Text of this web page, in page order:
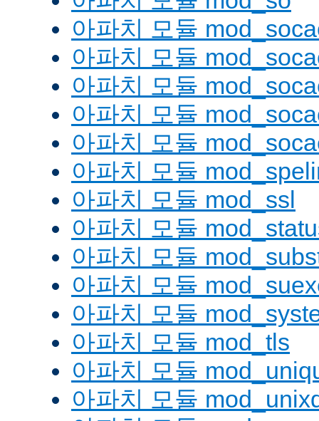
아파치 모듈
아파치 모듈
아파치 모듈
아파치 모듈
아파치 모듈
아파치 모듈
아파치 모듈 mod_ssl
아파치 모듈
아파치 모듈
아파치 모듈
아파치 모듈
아파치 모듈 mod_tls
아파치 모듈
아파치 모듈